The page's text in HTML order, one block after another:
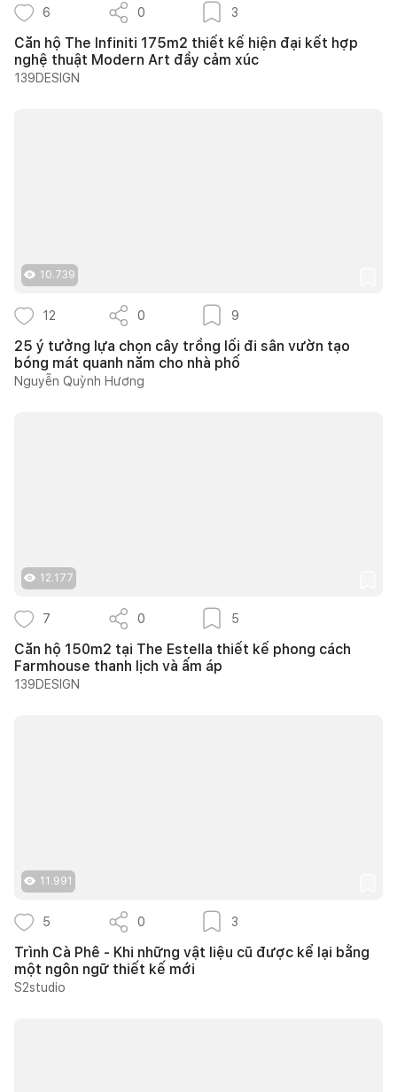
6 0 3
Căn hộ The Infiniti 175m2 thiết kế hiện đại kết hợp
nghệ thuật Modern Art đầy cảm xúc
139DESIGN
10.739
12 0 9
25 ý tưởng lựa chọn cây trồng lối đi sân vườn tạo
bóng mát quanh năm cho nhà phố
Nguyễn Quỳnh Hương
12.177
7 0 5
Căn hộ 150m2 tại The Estella thiết kế phong cách
Farmhouse thanh lịch và ấm áp
139DESIGN
11.991
5 0 3
Trình Cà Phê - Khi những vật liệu cũ được kể lại bằng
một ngôn ngữ thiết kế mới
S2studio